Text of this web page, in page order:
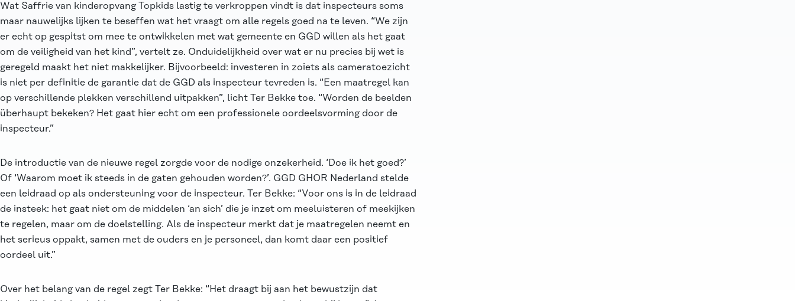
Wat Saffrie van kinderopvang Topkids lastig te verkroppen vindt is dat inspecteurs soms
maar nauwelijks lijken te beseffen wat het vraagt om alle regels goed na te leven. “We zijn
er echt op gespitst om mee te ontwikkelen met wat gemeente en GGD willen als het gaat
om de veiligheid van het kind”, vertelt ze. Onduidelijkheid over wat er nu precies bij wet is
geregeld maakt het niet makkelijker. Bijvoorbeeld: investeren in zoiets als cameratoezicht
is niet per definitie de garantie dat de GGD als inspecteur tevreden is. “Een maatregel kan
op verschillende plekken verschillend uitpakken”, licht Ter Bekke toe. “Worden de beelden
überhaupt bekeken? Het gaat hier echt om een professionele oordeelsvorming door de
inspecteur.”
De introductie van de nieuwe regel zorgde voor de nodige onzekerheid. ‘Doe ik het goed?’
Of ‘Waarom moet ik steeds in de gaten gehouden worden?’. GGD GHOR Nederland stelde
een leidraad op als ondersteuning voor de inspecteur. Ter Bekke: “Voor ons is in de leidraad
de insteek: het gaat niet om de middelen ‘an sich’ die je inzet om meeluisteren of meekijken
te regelen, maar om de doelstelling. Als de inspecteur merkt dat je maatregelen neemt en
het serieus oppakt, samen met de ouders en je personeel, dan komt daar een positief
oordeel uit.”
Over het belang van de regel zegt Ter Bekke: “Het draagt bij aan het bewustzijn dat